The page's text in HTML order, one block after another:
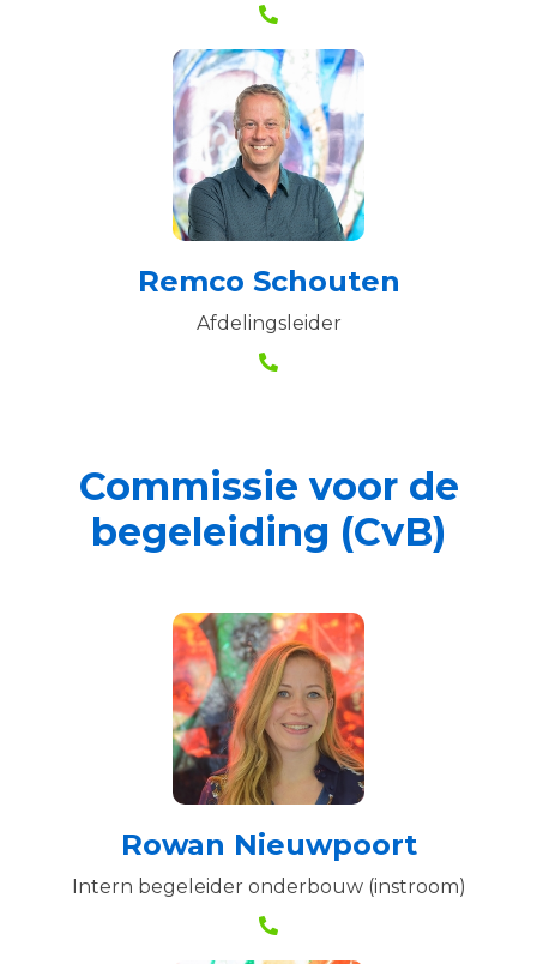
Remco Schouten
Afdelingsleider
Commissie voor de
begeleiding (CvB)
Rowan Nieuwpoort
Intern begeleider onderbouw (instroom)